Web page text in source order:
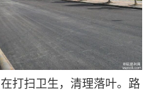
扫卫生，清理落叶。路